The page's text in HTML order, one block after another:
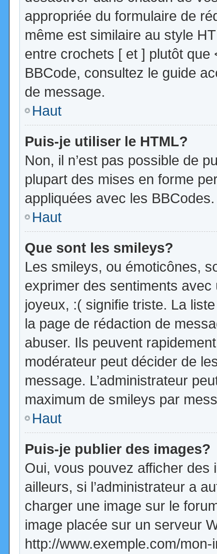
appropriée du formulaire de
même est similaire au style
entre crochets [ et ] plutôt que
BBCode, consultez le guide
de message.
Haut
Puis-je utiliser le HTML?
Non, il n’est pas possible de
plupart des mises en forme
appliquées avec les BBCodes.
Haut
Que sont les smileys?
Les smileys, ou émoticônes,
exprimer des sentiments
joyeux, :( signifie triste. La
la page de rédaction de
abuser. Ils peuvent
modérateur peut décider de
message. L’administrateur
maximum de smileys par
Haut
Puis-je publier des images?
Oui, vous pouvez afficher
ailleurs, si l’administrateur a
charger une image sur le
image placée sur un serveur
http://www.exemple.com/